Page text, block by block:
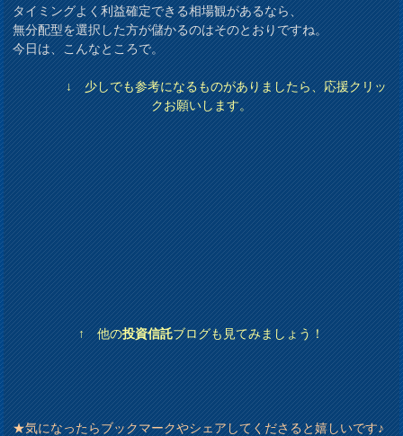
タイミングよく利益確定できる相場観があるなら、
無分配型を選択した方が儲かるのはそのとおりですね。
今日は、こんなところで。
↓ 少しでも参考になるものがありましたら、応援クリッ
クお願いします。
↑ 他の投資信託ブログも見てみましょう！
★気になったらブックマークやシェアしてくださると嬉しいです♪